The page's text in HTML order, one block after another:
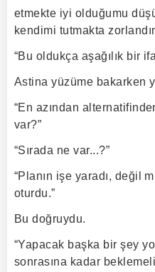
etmekte iyi olduğumu
kendimi tutmakta
“Bu oldukça aşağılık bir
Astina yüzüme bakarken
“En azından
var?”
“Sırada ne var...?”
“Planın işe yaradı, değil
oturdu.”
Bu doğruydu.
“Yapacak başka bir şey
sonrasına kadar